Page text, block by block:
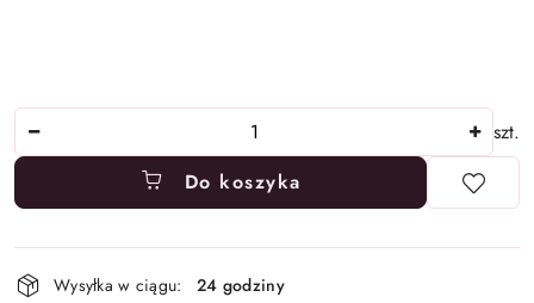
szt.
Do koszyka
Dostępność
Wysyłka w ciągu: 24 godziny